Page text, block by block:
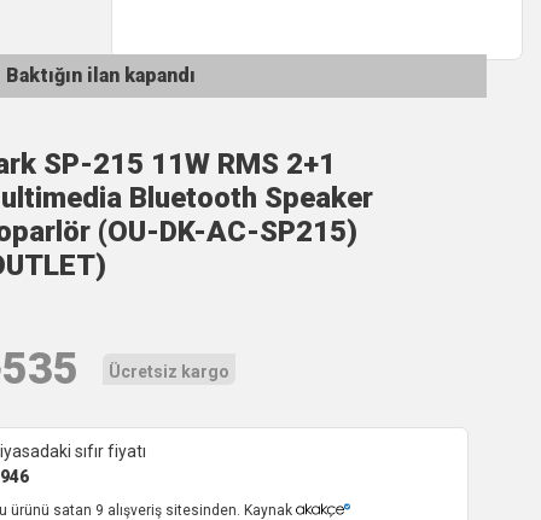
Baktığın ilan kapandı
SP-215 11W RMS 2+1
Bluetooth Speaker
(OU-DK-AC-SP215)
535 Ücretsiz kargo
sıfır fiyatı
946
ürünü satan 9 alışveriş sitesinden. Kaynak